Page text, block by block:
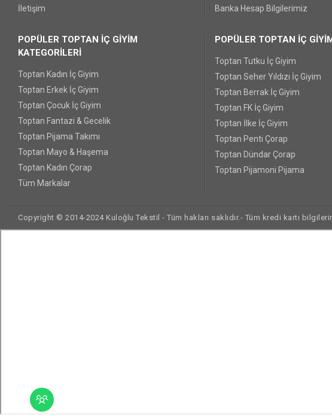
İletişim
Banka Hesap Bilgilerimiz
POPÜLER TOPTAN İÇ GİYİM
KATEGORİLERİ
Toptan Kadın İç Giyim
Toptan Erkek İç Giyim
Toptan Çocuk İç Giyim
Toptan Fantazi & Gecelik
Toptan Pijama Takımı
Toptan Mayo & Haşema
Toptan Kadın Çorap
Tüm Markalar
POPÜLER TOPTAN İÇ
Toptan Tutku İç Giyim
Toptan Seher Yıldızı İç Giyim
Toptan Berrak İç Giyim
Toptan FK İç Giyim
Toptan İlke İç Giyim
Toptan Penti Çorap
Toptan Dündar Çorap
Toptan Pijamoni Pijama
Copyright © 2014-2024 Kuloğlu Tekstil - Tüm hakları saklıdır.- Tüm kredi kartı